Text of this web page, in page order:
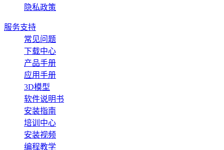
隐私政策
服务支持
常见问题
下载中心
产品手册
应用手册
3D模型
软件说明书
安装指南
培训中心
安装视频
编程教学